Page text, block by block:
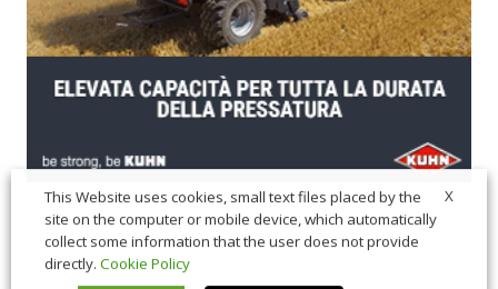
X
This Website uses cookies, small text files placed by the
site on the computer or mobile device, which automatically
collect some information that the user does not provide
directly. Cookie Policy